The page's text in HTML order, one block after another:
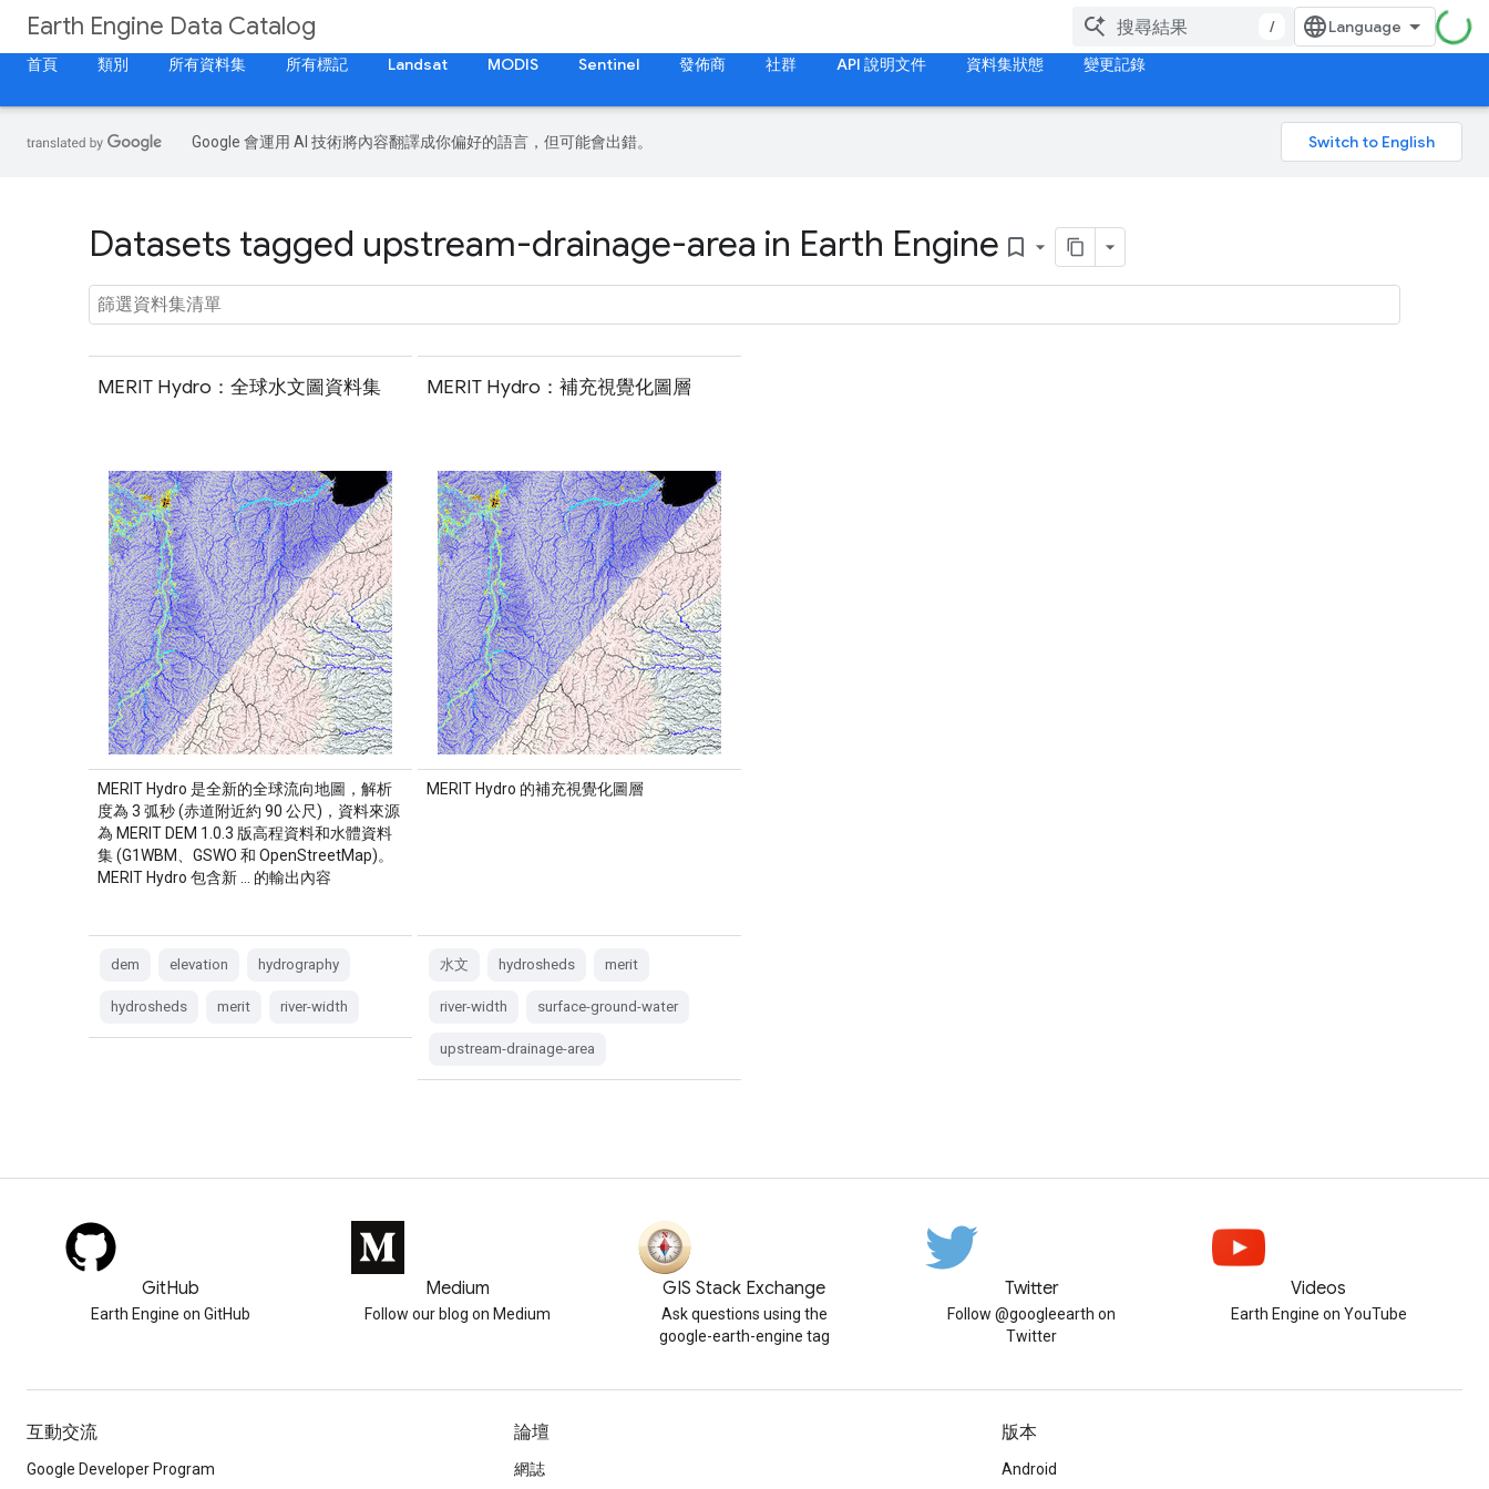
Earth Engine Data Catalog
/
首頁
類別 所有資料集 所有標記 Landsat MODIS Sentinel 發佈商 社群 API 說明文件 資料集狀態 變更記錄
Google 會運用 AI 技術將內容翻譯成你偏好的語言，但可能會出錯。
Datasets tagged upstream-drainage-area in Earth Engine bookmark_border
MERIT Hydro：全球水文圖資料集
MERIT Hydro 是全新的全球流向地圖，解析
度為 3 弧秒 (赤道附近約 90 公尺)，資料來源
為 MERIT DEM 1.0.3 版高程資料和水體資料
集 (G1WBM、GSWO 和 OpenStreetMap)。
MERIT Hydro 包含新 … 的輸出內容
dem elevation hydrography
hydrosheds merit river-width
MERIT Hydro：補充視覺化圖層
MERIT Hydro 的補充視覺化圖層
水文 hydrosheds merit
river-width surface-ground-water
upstream-drainage-area
GitHub
Earth Engine on GitHub
Medium
Follow our blog on Medium
GIS Stack Exchange
Ask questions using the
google-earth-engine tag
Twitter
Follow @googleearth on
Twitter
Videos
Earth Engine on YouTube
互動交流
Google Developer Program
論壇
網誌
版本
Android